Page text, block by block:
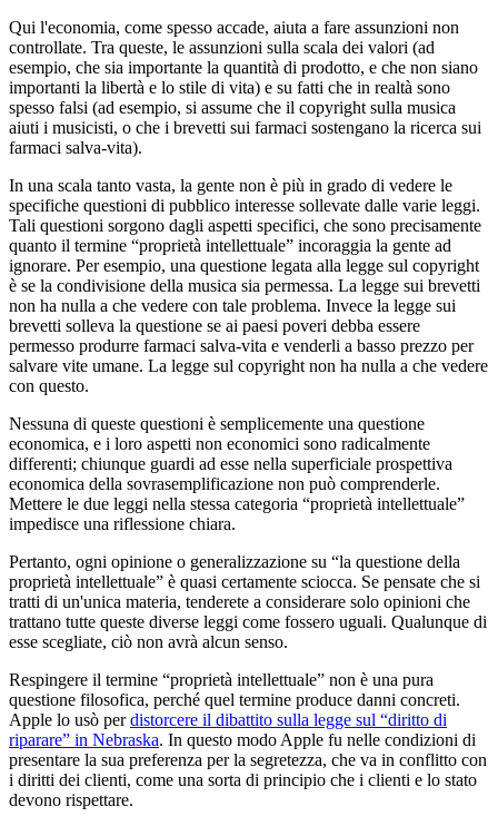
Qui l'economia, come spesso accade, aiuta a fare assunzioni non
controllate. Tra queste, le assunzioni sulla scala dei valori (ad
esempio, che sia importante la quantità di prodotto, e che non siano
importanti la libertà e lo stile di vita) e su fatti che in realtà sono
spesso falsi (ad esempio, si assume che il copyright sulla musica
aiuti i musicisti, o che i brevetti sui farmaci sostengano la ricerca sui
farmaci salva-vita).
In una scala tanto vasta, la gente non è più in grado di vedere le
specifiche questioni di pubblico interesse sollevate dalle varie leggi.
Tali questioni sorgono dagli aspetti specifici, che sono precisamente
quanto il termine “proprietà intellettuale” incoraggia la gente ad
ignorare. Per esempio, una questione legata alla legge sul copyright
è se la condivisione della musica sia permessa. La legge sui brevetti
non ha nulla a che vedere con tale problema. Invece la legge sui
brevetti solleva la questione se ai paesi poveri debba essere
permesso produrre farmaci salva-vita e venderli a basso prezzo per
salvare vite umane. La legge sul copyright non ha nulla a che vedere
con questo.
Nessuna di queste questioni è semplicemente una questione
economica, e i loro aspetti non economici sono radicalmente
differenti; chiunque guardi ad esse nella superficiale prospettiva
economica della sovrasemplificazione non può comprenderle.
Mettere le due leggi nella stessa categoria “proprietà intellettuale”
impedisce una riflessione chiara.
Pertanto, ogni opinione o generalizzazione su “la questione della
proprietà intellettuale” è quasi certamente sciocca. Se pensate che si
tratti di un'unica materia, tenderete a considerare solo opinioni che
trattano tutte queste diverse leggi come fossero uguali. Qualunque di
esse scegliate, ciò non avrà alcun senso.
Respingere il termine “proprietà intellettuale” non è una pura
questione filosofica, perché quel termine produce danni concreti.
Apple lo usò perdistorcere il dibattito sulla legge sul “diritto di
riparare” in Nebraska. In questo modo Apple fu nelle condizioni di
presentare la sua preferenza per la segretezza, che va in conflitto con
i diritti dei clienti, come una sorta di principio che i clienti e lo stato
devono rispettare.